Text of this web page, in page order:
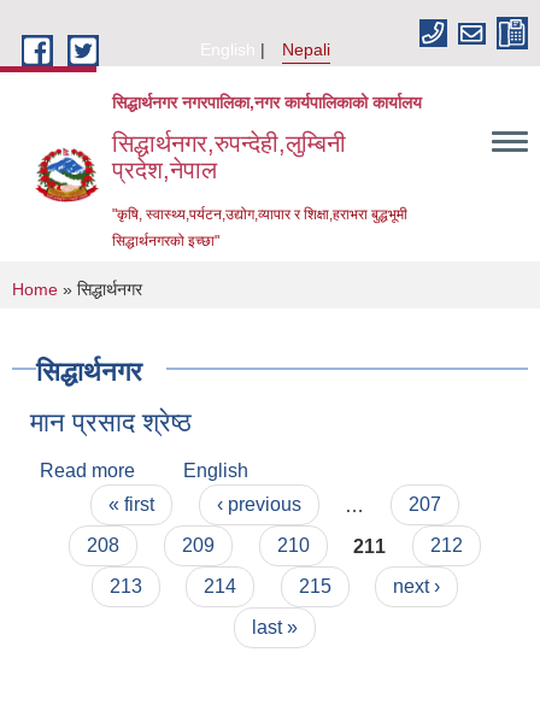
English
Nepali
सिद्धार्थनगर नगरपालिका,नगर कार्यपालिकाको कार्यालय
सिद्धार्थनगर,रुपन्देही,लुम्बिनी
प्रदेश,नेपाल
"कृषि, स्वास्थ्य,पर्यटन,उद्योग,व्यापार र शिक्षा,हराभरा बुद्धभूमी
सिद्धार्थनगरको इच्छा"
You are here
Home » सिद्धार्थनगर
सिद्धार्थनगर
मान प्रसाद श्रेष्ठ
Read more about मान प्रसाद श्रेष्ठ
English
Pages« first ‹ previous
207
208
209 210 211
212
213
214 215
next ›
last »